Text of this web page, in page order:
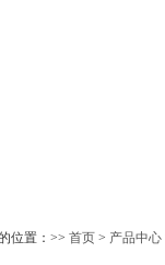
置：>> 首页 > 产品中心